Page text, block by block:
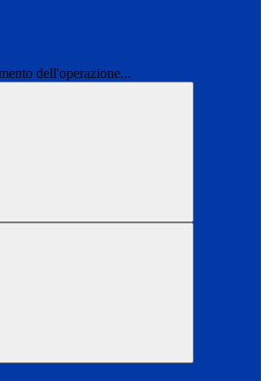
dell'operazione...